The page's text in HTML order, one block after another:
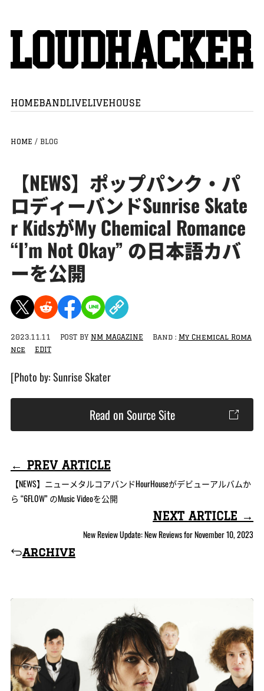
HOMEBANDLIVELIVEHOUSE
HOME / BLOG
【NEWS】ポップパンク・パ
ロディーバンドSunrise Skate
r KidsがMy Chemical Romance
“I’m Not Okay” の日本語カバ
ーを公開
2023.11.11 POST BY NM MAGAZINE Band : My Chemical Roma
nce
EDIT
[Photo by: Sunrise Skater
Read on Source Site
← PREV ARTICLE
【NEWS】ニューメタルコアバンドHourHouseがデビューアルバムか
ら “6FLOW” のMusic Videoを公開
archive
NEXT ARTICLE →
New Review Update: New Reviews for November 10, 2023